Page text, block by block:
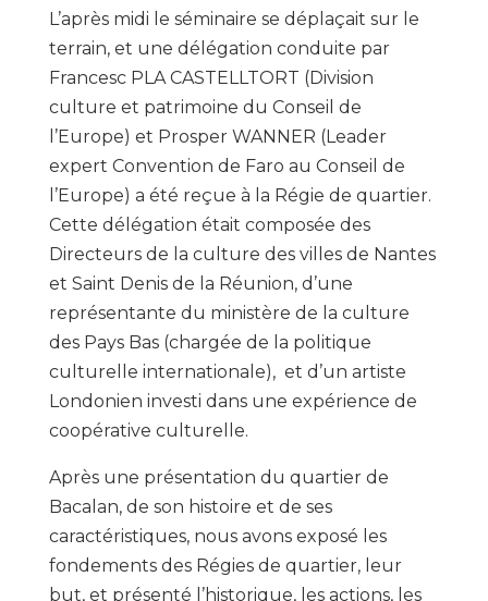
L’après midi le séminaire se déplaçait sur le
terrain, et une délégation conduite par
Francesc PLA CASTELLTORT (Division
culture et patrimoine du Conseil de
l’Europe) et Prosper WANNER (Leader
expert Convention de Faro au Conseil de
l’Europe) a été reçue à la Régie de quartier.
Cette délégation était composée des
Directeurs de la culture des villes de Nantes
et Saint Denis de la Réunion, d’une
représentante du ministère de la culture
des Pays Bas (chargée de la politique
culturelle internationale), et d’un artiste
Londonien investi dans une expérience de
coopérative culturelle.
Après une présentation du quartier de
Bacalan, de son histoire et de ses
caractéristiques, nous avons exposé les
fondements des Régies de quartier, leur
but, et présenté l’historique, les actions, les